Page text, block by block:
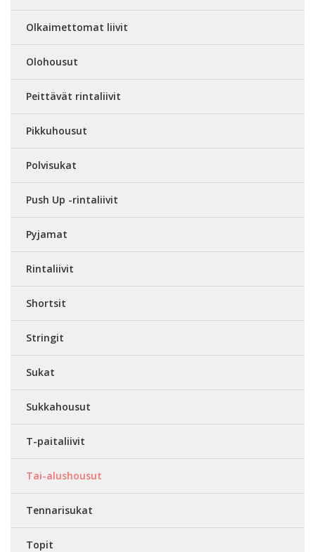
Olkaimettomat liivit
Olohousut
Peittävät rintaliivit
Pikkuhousut
Polvisukat
Push Up -rintaliivit
Pyjamat
Rintaliivit
Shortsit
Stringit
Sukat
Sukkahousut
T-paitaliivit
Tai-alushousut
Tennarisukat
Topit